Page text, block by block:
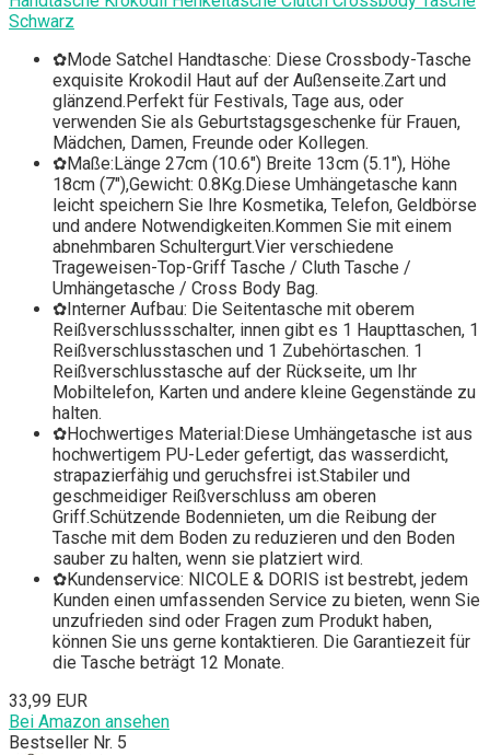
Schwarz
✿Mode Satchel Handtasche: Diese Crossbody-Tasche
exquisite Krokodil Haut auf der Außenseite.Zart und
glänzend.Perfekt für Festivals, Tage aus, oder
verwenden Sie als Geburtstagsgeschenke für Frauen,
Mädchen, Damen, Freunde oder Kollegen.
✿Maße:Länge 27cm (10.6") Breite 13cm (5.1"), Höhe
18cm (7"),Gewicht: 0.8Kg.Diese Umhängetasche kann
leicht speichern Sie Ihre Kosmetika, Telefon, Geldbörse
und andere Notwendigkeiten.Kommen Sie mit einem
abnehmbaren Schultergurt.Vier verschiedene
Trageweisen-Top-Griff Tasche / Cluth Tasche /
Umhängetasche / Cross Body Bag.
✿Interner Aufbau: Die Seitentasche mit oberem
Reißverschlussschalter, innen gibt es 1 Haupttaschen, 1
Reißverschlusstaschen und 1 Zubehörtaschen. 1
Reißverschlusstasche auf der Rückseite, um Ihr
Mobiltelefon, Karten und andere kleine Gegenstände zu
halten.
✿Hochwertiges Material:Diese Umhängetasche ist aus
hochwertigem PU-Leder gefertigt, das wasserdicht,
strapazierfähig und geruchsfrei ist.Stabiler und
geschmeidiger Reißverschluss am oberen
Griff.Schützende Bodennieten, um die Reibung der
Tasche mit dem Boden zu reduzieren und den Boden
sauber zu halten, wenn sie platziert wird.
✿Kundenservice: NICOLE & DORIS ist bestrebt, jedem
Kunden einen umfassenden Service zu bieten, wenn Sie
unzufrieden sind oder Fragen zum Produkt haben,
können Sie uns gerne kontaktieren. Die Garantiezeit für
die Tasche beträgt 12 Monate.
33,99 EUR
Bei Amazon ansehen
Bestseller Nr. 5